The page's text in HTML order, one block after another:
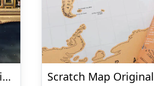
Harry Potter Umulig Puslespil
Scratch Map Original